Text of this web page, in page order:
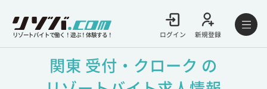
リゾートバイトで働く！遊ぶ！体験する！ ログイン 新規登録
関東 受付・クローク の